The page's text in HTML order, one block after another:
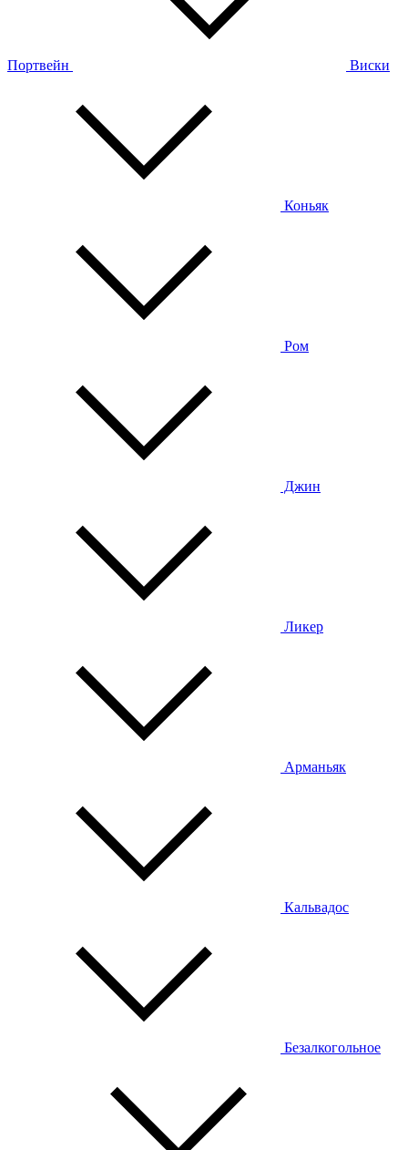
Портвейн Виски
Коньяк
Ром
Джин
Ликер
Арманьяк
Кальвадос
Безалкогольное